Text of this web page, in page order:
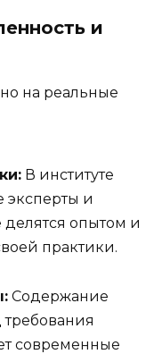
и
на реальные
В институте
и
опытом и
практики.
Содержание
требования
современные